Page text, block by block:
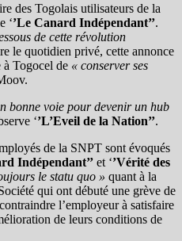
des Togolais utilisateurs de la
‘’Le Canard Indépendant’’.
de cette révolution
le quotidien privé, cette annonce
à Togocel de « conserver ses
bonne voie pour devenir un hub
‘’L’Eveil de la Nation’’.
de la SNPT sont évoqués
Indépendant’’ et ‘’Vérité des
le statu quo » quant à la
qui ont débuté une grève de
l’employeur à satisfaire
de leurs conditions de